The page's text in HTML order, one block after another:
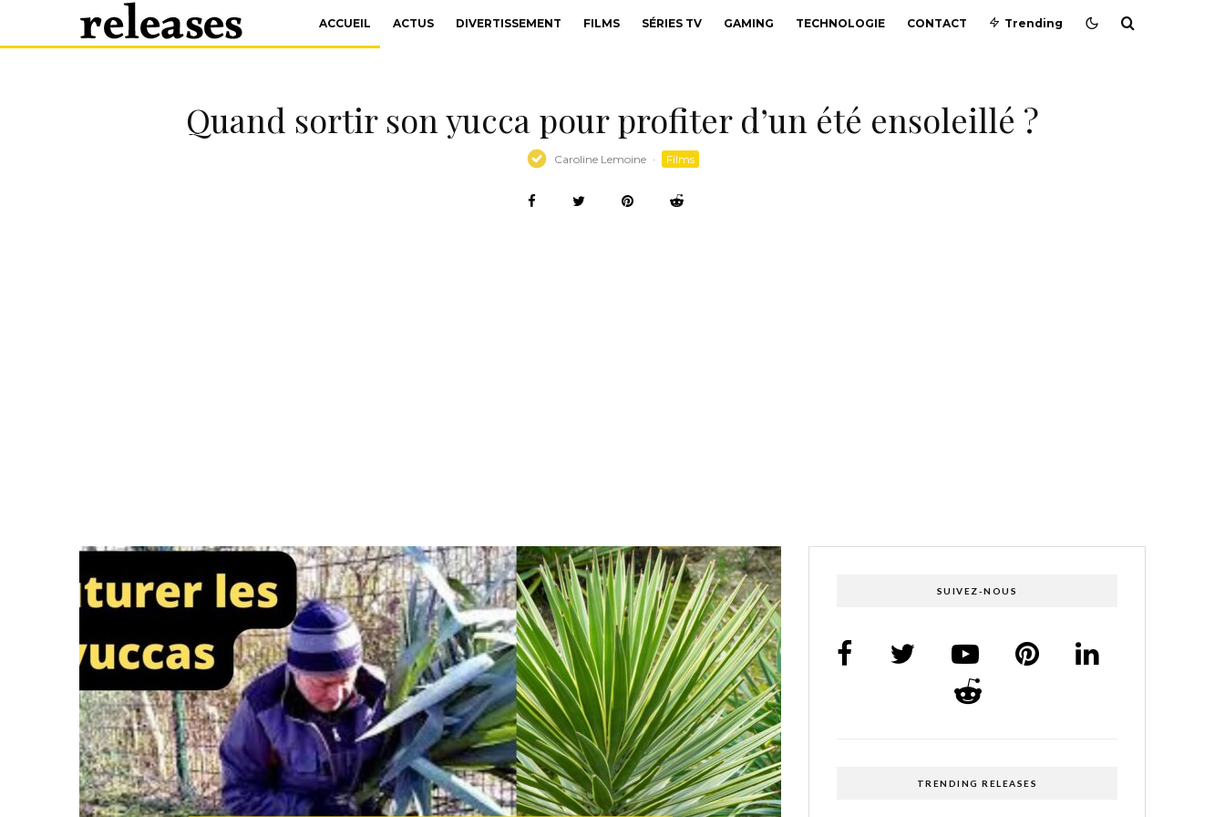
ACCUEIL ACTUS DIVERTISSEMENT FILMS SÉRIES TV GAMING TECHNOLOGIE CONTACT Trending
Quand sortir son yucca pour profiter d’un été ensoleillé ?
Caroline Lemoine · Films
SUIVEZ-NOUS
TRENDING RELEASES